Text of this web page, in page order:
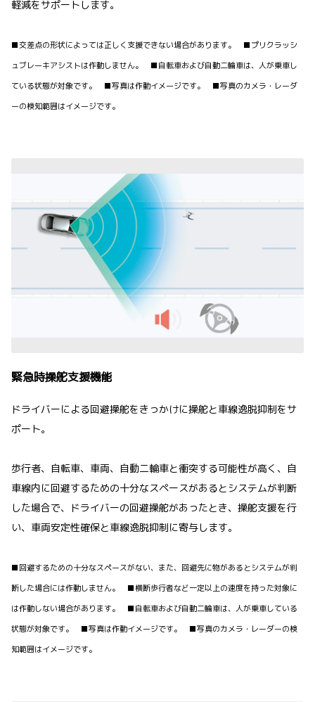
軽減をサポートします。
■交差点の形状によっては正しく支援できない場合があります。 ■プリクラッシ
ュブレーキアシストは作動しません。 ■自転車および自動二輪車は、人が乗車し
ている状態が対象です。 ■写真は作動イメージです。 ■写真のカメラ・レーダ
ーの検知範囲はイメージです。
緊急時操舵支援機能
ドライバーによる回避操舵をきっかけに操舵と車線逸脱抑制をサ
ポート。
歩行者、自転車、車両、自動二輪車と衝突する可能性が高く、自
車線内に回避するための十分なスペースがあるとシステムが判断
した場合で、ドライバーの回避操舵があったとき、操舵支援を行
い、車両安定性確保と車線逸脱抑制に寄与します。
■回避するための十分なスペースがない、また、回避先に物があるとシステムが判
断した場合には作動しません。 ■横断歩行者など一定以上の速度を持った対象に
は作動しない場合があります。 ■自転車および自動二輪車は、人が乗車している
状態が対象です。 ■写真は作動イメージです。 ■写真のカメラ・レーダーの検
知範囲はイメージです。